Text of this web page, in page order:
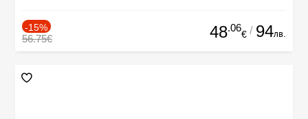
-15%
56.75€ 48.06
€ / 94лв.